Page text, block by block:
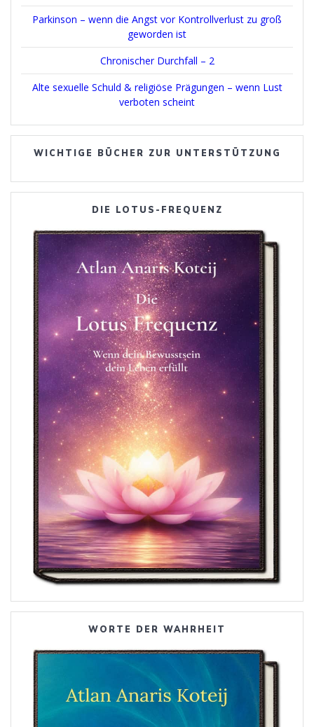
Parkinson – wenn die Angst vor Kontrollverlust zu groß
geworden ist
Chronischer Durchfall – 2
Alte sexuelle Schuld & religiöse Prägungen – wenn Lust
verboten scheint
WICHTIGE BÜCHER ZUR UNTERSTÜTZUNG
DIE LOTUS-FREQUENZ
WORTE DER WAHRHEIT